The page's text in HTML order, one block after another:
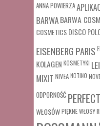
ANNA POWIERZA
BARWABARWA
COSMETICSDISCO
EISENBERG PARIS
KOLAGEN KOSMETYKI
MIXIT NIVEANOTINO
ODPORNOŚĆ
WŁOSÓWPIĘKNE WŁOSY